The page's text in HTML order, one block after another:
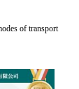
of transport